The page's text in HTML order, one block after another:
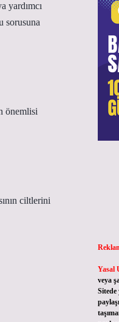
yardımcı
sorusuna
önemlisi
ciltlerini
Yasal
veya
Sitede